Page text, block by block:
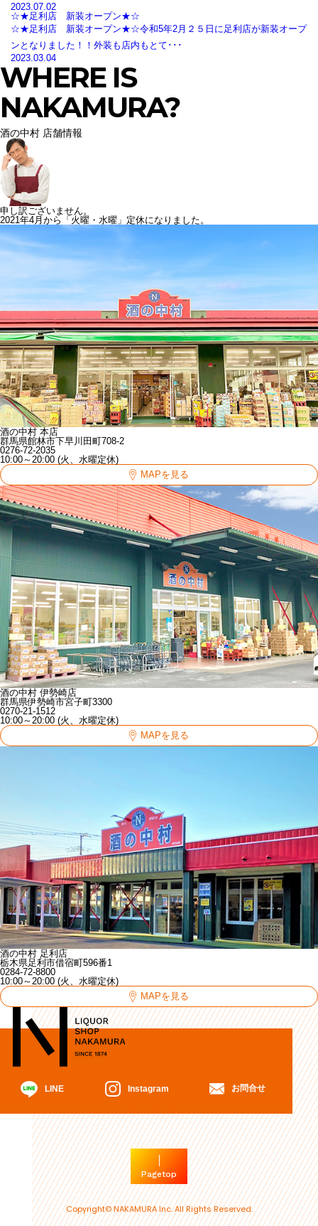
2023.07.02
☆★足利店 新装オープン★☆
☆★足利店 新装オープン★☆令和5年2月２５日に足利店が新装オープ
ンとなりました！！外装も店内もとて･･･
2023.03.04
WHERE IS
NAKAMURA?
酒の中村 店舗情報
申し訳ございません。
2021年4月から「火曜・水曜」定休になりました。
酒の中村 本店
群馬県館林市下早川田町708-2
0276-72-2035
10:00～20:00 (火、水曜定休)
MAPを見る
酒の中村 伊勢崎店
群馬県伊勢崎市宮子町3300
0270-21-1512
10:00～20:00 (火、水曜定休)
MAPを見る
酒の中村 足利店
栃木県足利市借宿町596番1
0284-72-8800
10:00～20:00 (火、水曜定休)
MAPを見る
LINE Instagram お問合せ
Pagetop
Copyright© NAKAMURA Inc. All Rights Reserved.